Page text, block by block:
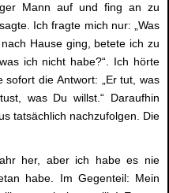
Mann auf und fing an zu
Ich fragte mich nur: „Was
Hause ging, betete ich zu
ich nicht habe?“. Ich hörte
die Antwort: „Er tut, was
was Du willst.“ Daraufhin
tatsächlich nachzufolgen. Die
her, aber ich habe es nie
habe. Im Gegenteil: Mein